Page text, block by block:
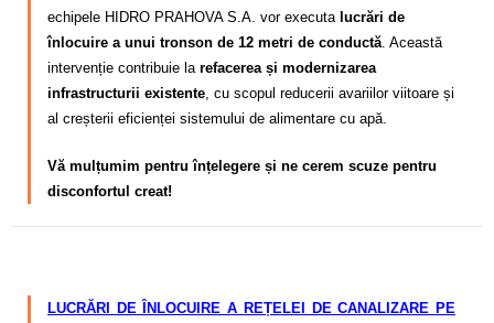
echipele HIDRO PRAHOVA S.A. vor executa lucrări de
înlocuire a unui tronson de 12 metri de conductă . Această
intervenție contribuie la refacerea și modernizarea
infrastructurii existente , cu scopul reducerii avariilor viitoare și
al creșterii eficienței sistemului de alimentare cu apă.
Vă mulțumim pentru înțelegere și ne cerem scuze pentru
disconfortul creat!
LUCRĂRI DE ÎNLOCUIRE A REȚELEI DE CANALIZARE PE